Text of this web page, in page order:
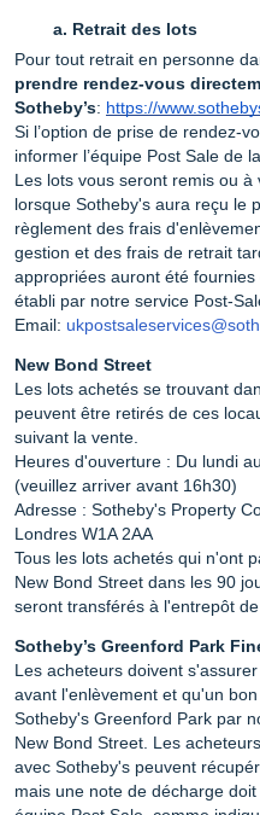
Retrait des lots
Pour tout retrait en personne
prendre rendez-vous
Sotheby’s: https://
Si l’option de prise de rendez-
informer l’équipe Post Sale de
Les lots vous seront remis ou à
lorsque Sotheby's aura reçu le
règlement des frais
gestion et des frais de retrait
appropriées auront été
établi par notre service Post-
Email:
New Bond Street
Les lots achetés se trouvant
peuvent être retirés de ces
suivant la vente.
Heures d'ouverture : Du lundi
(veuillez arriver avant 16h30)
Adresse : Sotheby's Property
Londres W1A 2AA
Tous les lots achetés qui n'ont
New Bond Street dans les 90
seront transférés à l'entrepôt
Sotheby’s Greenford Park
Les acheteurs doivent
avant l'enlèvement et qu'un
Sotheby's Greenford Park par
New Bond Street. Les
avec Sotheby's peuvent
mais une note de décharge